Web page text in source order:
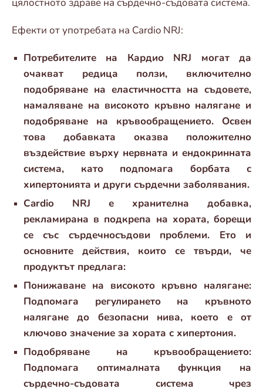
Ефекти от употребата на Cardio NRJ:
Потребителите на Кардио NRJ могат да
очакват редица ползи, включително
подобряване на еластичността на съдовете,
намаляване на високото кръвно налягане и
подобряване на кръвообращението. Освен
това добавката оказва положително
въздействие върху нервната и ендокринната
система, като подпомага борбата с
хипертонията и други сърдечни заболявания.
Cardio NRJ е хранителна добавка,
рекламирана в подкрепа на хората, борещи
се със сърдечносъдови проблеми. Ето и
основните действия, които се твърди, че
продуктът предлага:
Понижаване на високото кръвно налягане:
Подпомага регулирането на кръвното
налягане до безопасни нива, което е от
ключово значение за хората с хипертония.
Подобряване на кръвообращението:
Подпомага оптималната функция на
сърдечно-съдовата система чрез